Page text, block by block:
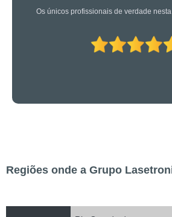
Os caras são bons mesmo!
Regiões onde a Grupo